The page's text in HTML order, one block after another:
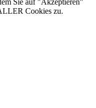
Sie auf "Akzeptieren"
Cookies zu.